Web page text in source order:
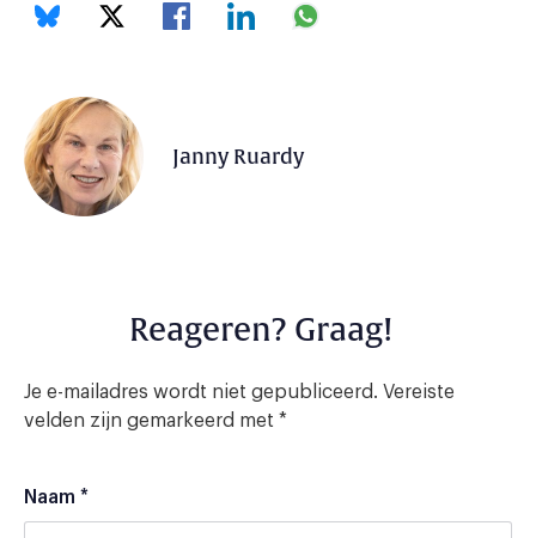
Janny Ruardy
Reageren? Graag!
Je e-mailadres wordt niet gepubliceerd. Vereiste
velden zijn gemarkeerd met *
Naam *